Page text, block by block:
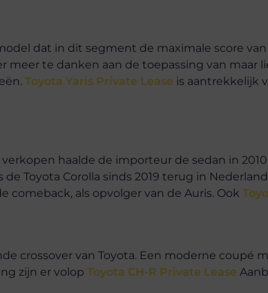
dat in dit segment de maximale score
meer te danken aan de toepassing van
Toyota Yaris Private Lease is aantrekkelijk
haalde de importeur de sedan in
de Toyota Corolla sinds 2019 terug in
comeback, als opvolger van de Auris. Ook
crossover van Toyota. Een moderne
zijn er volop Toyota CH-R Private Lease